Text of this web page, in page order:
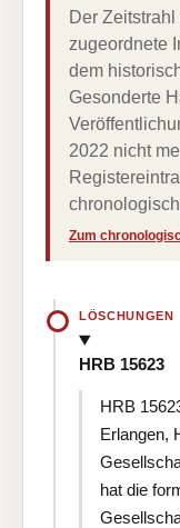
Der
zugeordnete
dem
Gesonderte
2022 nicht
Zum
LÖSCHUNGEN
HRB 15623
HRB
Erlangen,
hat die